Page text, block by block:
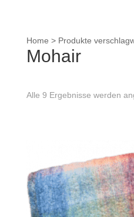
Home > Produkte
Mohair
Alle 9 Ergebnisse werden